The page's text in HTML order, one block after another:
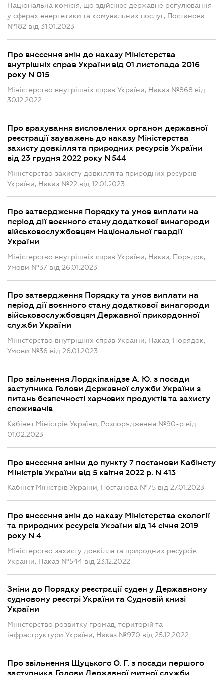
Національна комісія, що здійснює державне регулювання
у сферах енергетики та комунальних послуг, Постанова
№182 від 31.01.2023
Про внесення змін до наказу Міністерства
внутрішніх справ України від 01 листопада 2016
року N 015
Міністерство внутрішніх справ України, Наказ №868 від
30.12.2022
Про врахування висловлених органом державної
реєстрації зауважень до наказу Міністерства
захисту довкілля та природних ресурсів України
від 23 грудня 2022 року N 544
Міністерство захисту довкілля та природних ресурсів
України, Наказ №22 від 12.01.2023
Про затвердження Порядку та умов виплати на
період дії воєнного стану додаткової винагороди
військовослужбовцям Національної гвардії
України
Міністерство внутрішніх справ України, Наказ, Порядок,
Умови №37 від 26.01.2023
Про затвердження Порядку та умов виплати на
період дії воєнного стану додаткової винагороди
військовослужбовцям Державної прикордонної
служби України
Міністерство внутрішніх справ України, Наказ, Порядок,
Умови №36 від 26.01.2023
Про звільнення Лордкіпанідзе А. Ю. з посади
заступника Голови Державної служби України з
питань безпечності харчових продуктів та захисту
споживачів
Кабінет Міністрів України, Розпорядження №90-р від
01.02.2023
Про внесення зміни до пункту 7 постанови Кабінету
Міністрів України від 5 квітня 2022 р. N 413
Кабінет Міністрів України, Постанова №75 від 27.01.2023
Про внесення змін до наказу Міністерства екології
та природних ресурсів України від 14 січня 2019
року N 4
Міністерство захисту довкілля та природних ресурсів
України, Наказ №544 від 23.12.2022
Зміни до Порядку реєстрації суден у Державному
судновому реєстрі України та Судновій книзі
України
Міністерство розвитку громад, територій та
інфраструктури України, Наказ №970 від 25.12.2022
Про звільнення Щуцького О. Г. з посади першого
заступника Голови Державної митної служби